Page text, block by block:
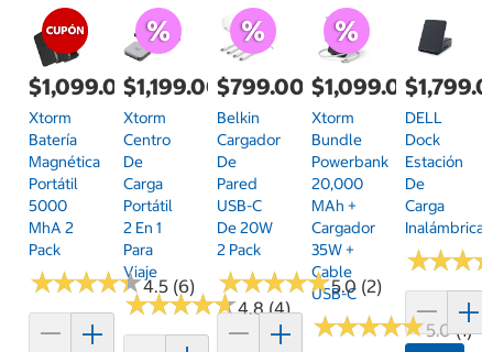
$1,099.00
Xtorm
Batería
Magnética
Portátil
5000
MhA 2
Pack
★★★★★
★★★★★4.5 (6)
$1,199.00
Xtorm
Centro
De
Carga
Portátil
2 En 1
Para
Viaje
★★★★★
★★★★★4.8 (4)
$799.00
Belkin
Cargador
De
Pared
USB-C
De 20W
2 Pack
★★★★★
★★★★★5.0 (2)
$1,099.00
Xtorm
Bundle
Powerbank
20,000
MAh +
Cargador
35W +
Cable
USB-C
★★★★★
★★★★★5.0 (1)
DELL
Dock
Estación
De
Carga
Inalámbrica
★★★
★★★